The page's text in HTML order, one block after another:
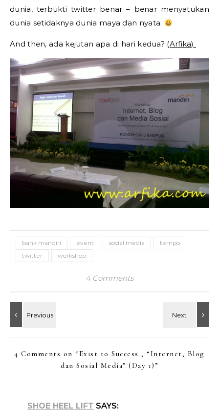
dunia, terbukti twitter benar – benar menyatukan
dunia setidaknya dunia maya dan nyata.
And then, ada kejutan apa di hari kedua? (Arfika)
bank mandiri event social media
tempo
twitter
workshop
4 Comments
4 Comments on “ Exist to Success , “Internet, Blog
dan Sosial Media” (Day 1) ”
SHOE HEEL LIFT SAYS: